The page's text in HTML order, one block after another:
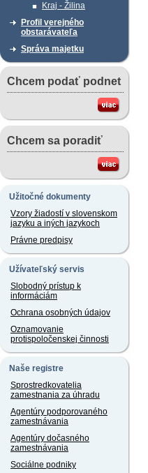
Kraj - Žilina
Profil verejného
obstarávateľa
Správa majetku
Chcem podať podnet
Chcem sa poradiť
Užitočné dokumenty
Vzory žiadostí v slovenskom
jazyku a iných jazykoch
Právne predpisy
Užívateľský servis
Slobodný prístup k
informáciám
Ochrana osobných údajov
Oznamovanie
protispoločenskej činnosti
Naše registre
Sprostredkovatelia
zamestnania za úhradu
Agentúry podporovaného
zamestnávania
Agentúry dočasného
zamestnávania
Sociálne podniky